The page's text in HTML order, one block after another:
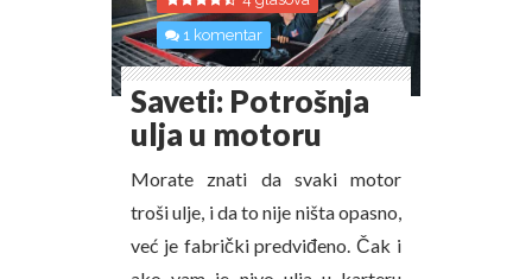
1 komentar
Saveti: Potrošnja
ulja u motoru
Morate znati da svaki motor
troši ulje, i da to nije ništa opasno,
već je fabrički predviđeno. Čak i